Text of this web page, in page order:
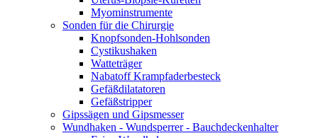
Myominstrumente
Sonden für die Chirurgie
Knopfsonden-Hohlsonden
Cystikushaken
Watteträger
Nabatoff Krampfaderbesteck
Gefäßdilatatoren
Gefäßstripper
Gipssägen und Gipsmesser
Wundhaken - Wundsperrer - Bauchdeckenhalter